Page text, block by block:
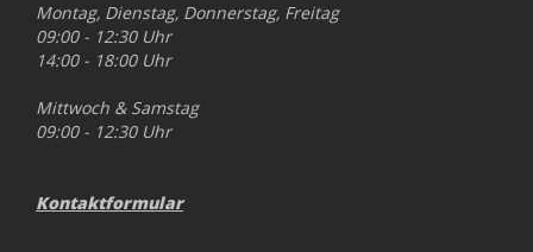
Montag, Dienstag, Donnerstag, Freitag
09:00 - 12:30 Uhr
14:00 - 18:00 Uhr
Mittwoch & Samstag
09:00 - 12:30 Uhr
Kontaktformular